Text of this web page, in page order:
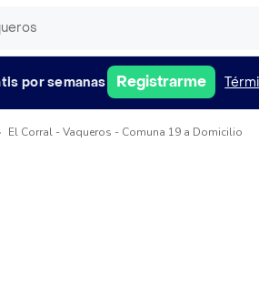
por semanas Registrarme
El Corral - Vaqueros - Comuna 19 a Domicilio